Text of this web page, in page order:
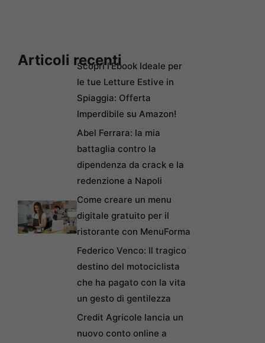
Articoli recentiScopri l’Ebook Ideale per
le tue Letture Estive in
Spiaggia: Offerta
Imperdibile su Amazon!
Abel Ferrara: la mia
battaglia contro la
dipendenza da crack e la
redenzione a Napoli
Come creare un menu
digitale gratuito per il
ristorante con MenuForma
Federico Venco: Il tragico
destino del motociclista
che ha pagato con la vita
un gesto di gentilezza
Credit Agricole lancia un
nuovo conto online a